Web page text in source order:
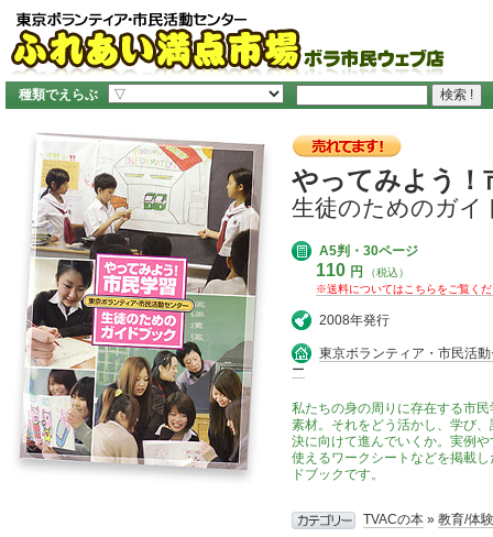
種類でえらぶ
やってみよう！
生徒のためのガイ
A5判・30ページ
110 円
（税込）
※送料についてはこちらをご覧く
2008年発行
東京ボランティア・市民活
ー
私たちの身の周りに存在する市民
素材。それをどう活かし、学び、
決に向けて進んでいくか。実例や
使えるワークシートなどを掲載し
ドブックです。
TVACの本» 教育/体